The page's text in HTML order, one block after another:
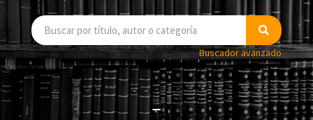
Buscador avanzado